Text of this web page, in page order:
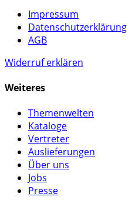
Impressum
Datenschutzerklärung
AGB
Widerruf erklären
Weiteres
Themenwelten
Kataloge
Vertreter
Auslieferungen
Über uns
Jobs
Presse